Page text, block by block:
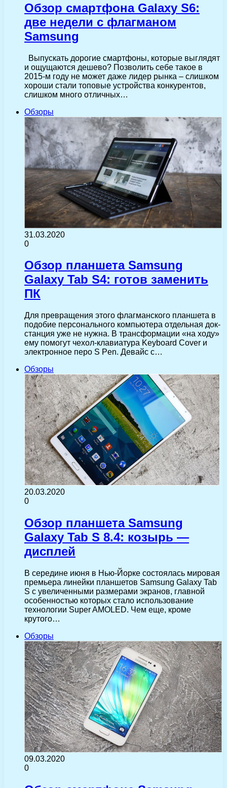
Обзор смартфона Galaxy S6:
две недели с флагманом
Samsung
Выпускать дорогие смартфоны, которые выглядят
и ощущаются дешево? Позволить себе такое в
2015-м году не может даже лидер рынка – слишком
хороши стали топовые устройства конкурентов,
слишком много отличных…
Обзоры
31.03.2020
0
Обзор планшета Samsung
Galaxy Tab S4: готов заменить
ПК
Для превращения этого флагманского планшета в
подобие персонального компьютера отдельная док-
станция уже не нужна. В трансформации «на ходу»
ему помогут чехол-клавиатура Keyboard Cover и
электронное перо S Pen. Девайс с…
Обзоры
20.03.2020
0
Обзор планшета Samsung
Galaxy Tab S 8.4: козырь —
дисплей
В середине июня в Нью-Йорке состоялась мировая
премьера линейки планшетов Samsung Galaxy Tab
S с увеличенными размерами экранов, главной
особенностью которых стало использование
технологии Super AMOLED. Чем еще, кроме
крутого…
Обзоры
09.03.2020
0